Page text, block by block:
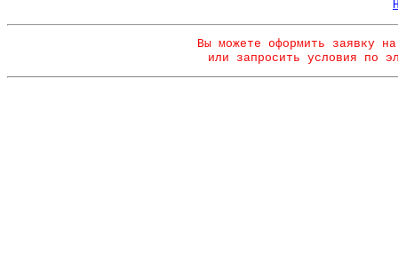
Вы можете оформить заявку
или запросить условия по